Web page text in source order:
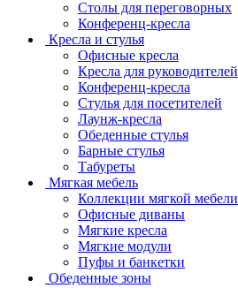
Столы для переговорных
Конференц-кресла
Кресла и стулья
Офисные кресла
Кресла для руководителей
Конференц-кресла
Стулья для посетителей
Лаунж-кресла
Обеденные стулья
Барные стулья
Табуреты
Мягкая мебель
Коллекции мягкой мебели
Офисные диваны
Мягкие кресла
Мягкие модули
Пуфы и банкетки
Обеденные зоны